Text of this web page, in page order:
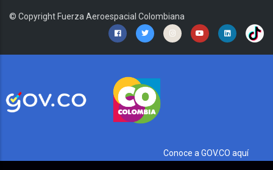
© Copyright Fuerza Aeroespacial Colombiana
Conoce a GOV.CO aquí